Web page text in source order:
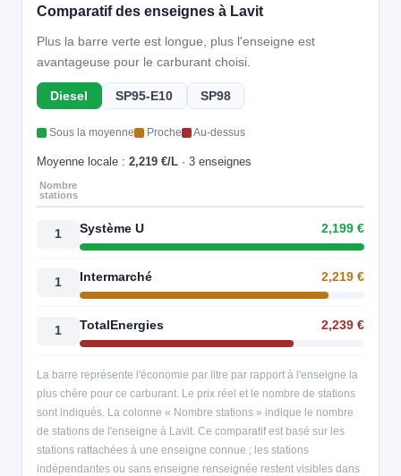
Comparatif des enseignes à Lavit
Plus la barre verte est longue, plus l'enseigne est
avantageuse pour le carburant choisi.
Diesel SP95-E10 SP98
Sous la moyenne Proche Au-dessus
Moyenne locale : 2,219 €/L · 3 enseignes
Nombre
stations
1 Système U 2,199 €
1 Intermarché 2,219 €
1 TotalEnergies 2,239 €
La barre représente l'économie par litre par rapport à l'enseigne la
plus chère pour ce carburant. Le prix réel et le nombre de stations
sont indiqués. La colonne « Nombre stations » indique le nombre
de stations de l'enseigne à Lavit. Ce comparatif est basé sur les
stations rattachées à une enseigne connue ; les stations
indépendantes ou sans enseigne renseignée restent visibles dans